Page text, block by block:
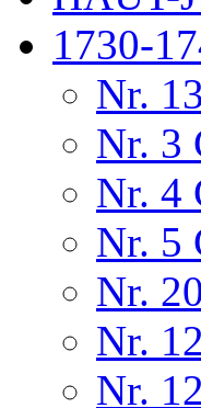
1730-
Nr.
Nr. 3
Nr. 4
Nr. 5
Nr.
Nr.
Nr.